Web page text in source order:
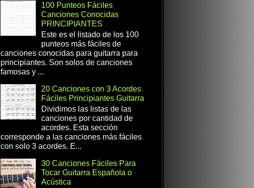
100 Punteos Fáciles
Canciones Conocidas
PRINCIPIANTES
Este es el listado de los 100
punteos más fáciles de
canciones conocidas para guitarra para
principiantes. Son solos de canciones
famosas y ...
20 Canciones con 3 Acordes
Fáciles Principiantes Guitarra
Dividimos las listas de las
canciones por cantidad de
acordes. Esta sección
corresponde a las canciones más fáciles
con solo 3 acordes. E...
30 Canciones Fáciles Para
Tocar Guitarra Española o
Acústica